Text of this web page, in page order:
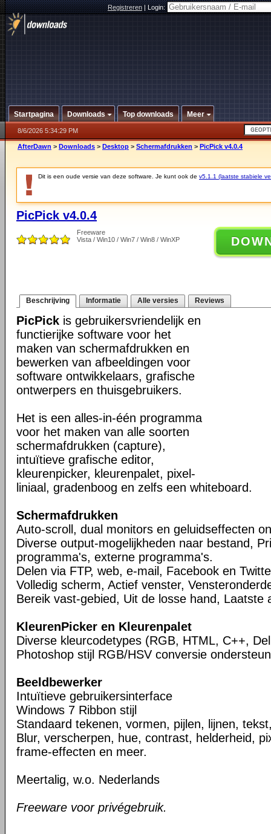
Registreren|Login:
Startpagina Downloads Top downloads Meer
8/6/2026 5:34:29 PM
AfterDawn > Downloads > Desktop > Schermafdrukken > PicPick v4.0.4
Dit is een oude versie van deze software. Je kunt ook de v5.1.1 (laatste stabiele
PicPick v4.0.4
Freeware
Vista / Win10 / Win7 / Win8 / WinXP
Beschrijving Informatie Alle versies Reviews
PicPick is gebruikersvriendelijk en
functierijke software voor het
maken van schermafdrukken en
bewerken van afbeeldingen voor
software ontwikkelaars, grafische
ontwerpers en thuisgebruikers.
Het is een alles-in-één programma
voor het maken van alle soorten
schermafdrukken (capture),
intuïtieve grafische editor,
kleurenpicker, kleurenpalet, pixel-
liniaal, gradenboog en zelfs een whiteboard.
Schermafdrukken
Auto-scroll, dual monitors en geluidseffecten
Diverse output-mogelijkheden naar bestand,
programma's, externe programma's.
Delen via FTP, web, e-mail, Facebook en
Volledig scherm, Actief venster,
Bereik vast-gebied, Uit de losse hand, Laatste
KleurenPicker en Kleurenpalet
Diverse kleurcodetypes (RGB, HTML, C++,
Photoshop stijl RGB/HSV conversie
Beeldbewerker
Intuïtieve gebruikersinterface
Windows 7 Ribbon stijl
Standaard tekenen, vormen, pijlen, lijnen,
Blur, verscherpen, hue, contrast, helderheid,
frame-effecten en meer.
Meertalig, w.o. Nederlands
Freeware voor privégebruik.